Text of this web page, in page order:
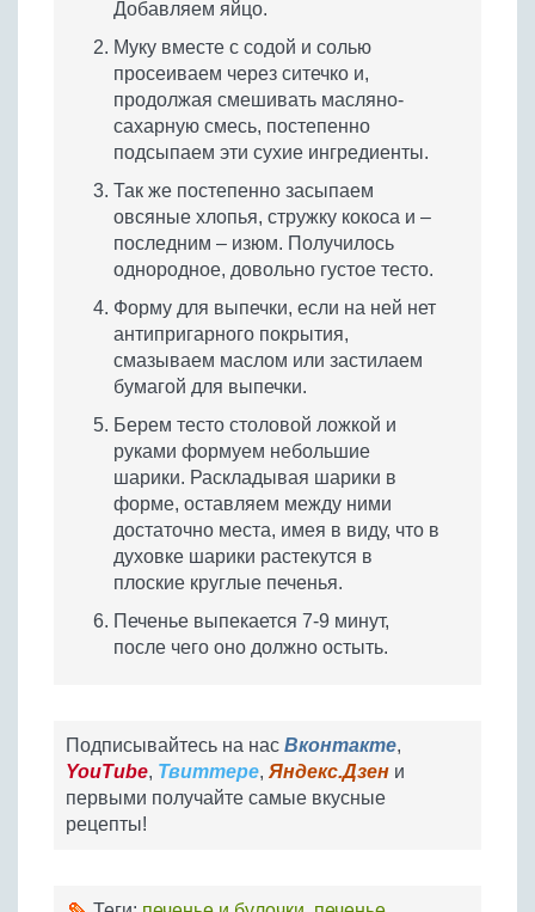
Добавляем яйцо.
Муку вместе с содой и солью
просеиваем через ситечко и,
продолжая смешивать масляно-
сахарную смесь, постепенно
подсыпаем эти сухие ингредиенты.
Так же постепенно засыпаем
овсяные хлопья, стружку кокоса и –
последним – изюм. Получилось
однородное, довольно густое тесто.
Форму для выпечки, если на ней нет
антипригарного покрытия,
смазываем маслом или застилаем
бумагой для выпечки.
Берем тесто столовой ложкой и
руками формуем небольшие
шарики. Раскладывая шарики в
форме, оставляем между ними
достаточно места, имея в виду, что в
духовке шарики растекутся в
плоские круглые печенья.
Печенье выпекается 7-9 минут,
после чего оно должно остыть.
Подписывайтесь на нас Вконтакте,
YouTube, Твиттере, Яндекс.Дзен и
первыми получайте самые вкусные
рецепты!